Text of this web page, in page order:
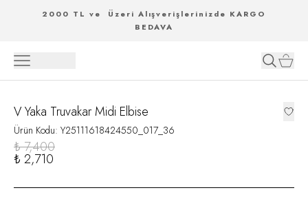
2000 TL ve Üzeri Alışverişlerinizde KARGO
BEDAVA
V Yaka Truvakar Midi Elbise
Ürün Kodu: Y25111618424550_017_36
₺ 7,400
₺ 2,710